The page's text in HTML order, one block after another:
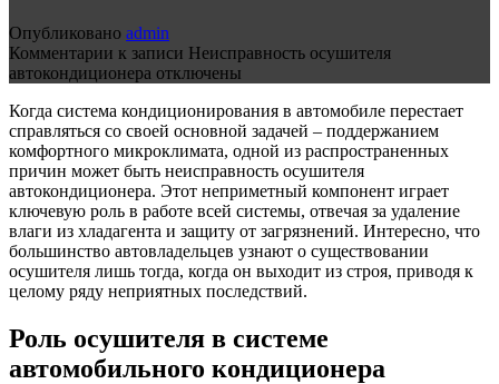
Опубликовано admin
Комментарии к записи Неисправность осушителя
автокондиционера отключены
Когда система кондиционирования в автомобиле перестает
справляться со своей основной задачей – поддержанием
комфортного микроклимата, одной из распространенных
причин может быть неисправность осушителя
автокондиционера. Этот неприметный компонент играет
ключевую роль в работе всей системы, отвечая за удаление
влаги из хладагента и защиту от загрязнений. Интересно, что
большинство автовладельцев узнают о существовании
осушителя лишь тогда, когда он выходит из строя, приводя к
целому ряду неприятных последствий.
Роль осушителя в системе
автомобильного кондиционера